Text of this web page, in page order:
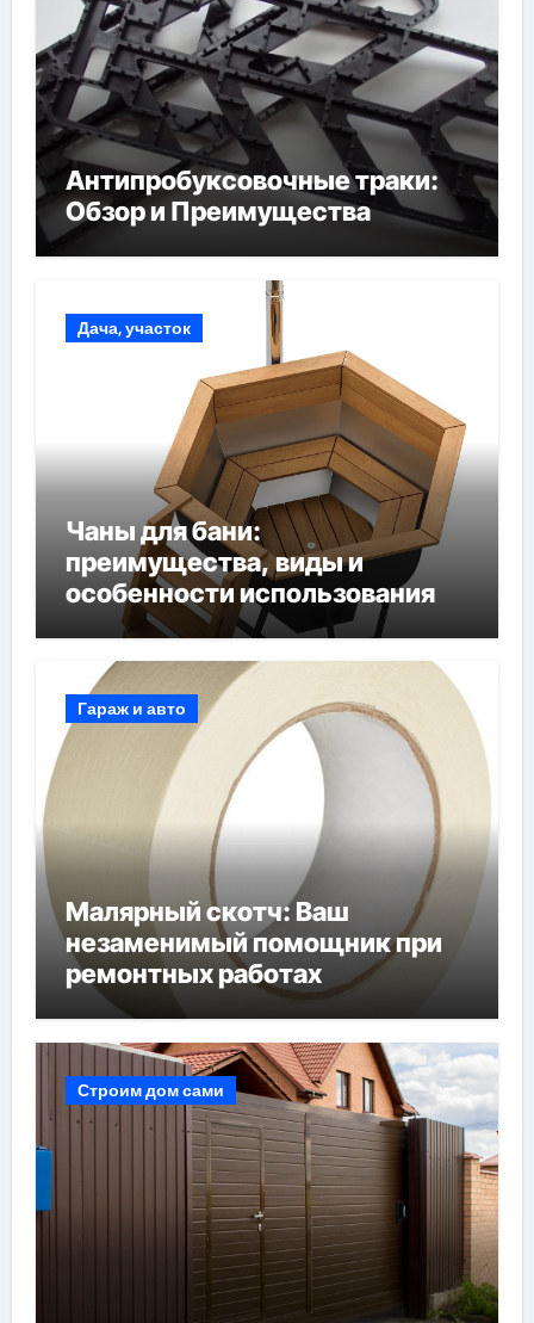
Антипробуксовочные траки:
Обзор и Преимущества
Дача, участок
Чаны для бани:
преимущества, виды и
особенности использования
Гараж и авто
Малярный скотч: Ваш
незаменимый помощник при
ремонтных работах
Строим дом сами